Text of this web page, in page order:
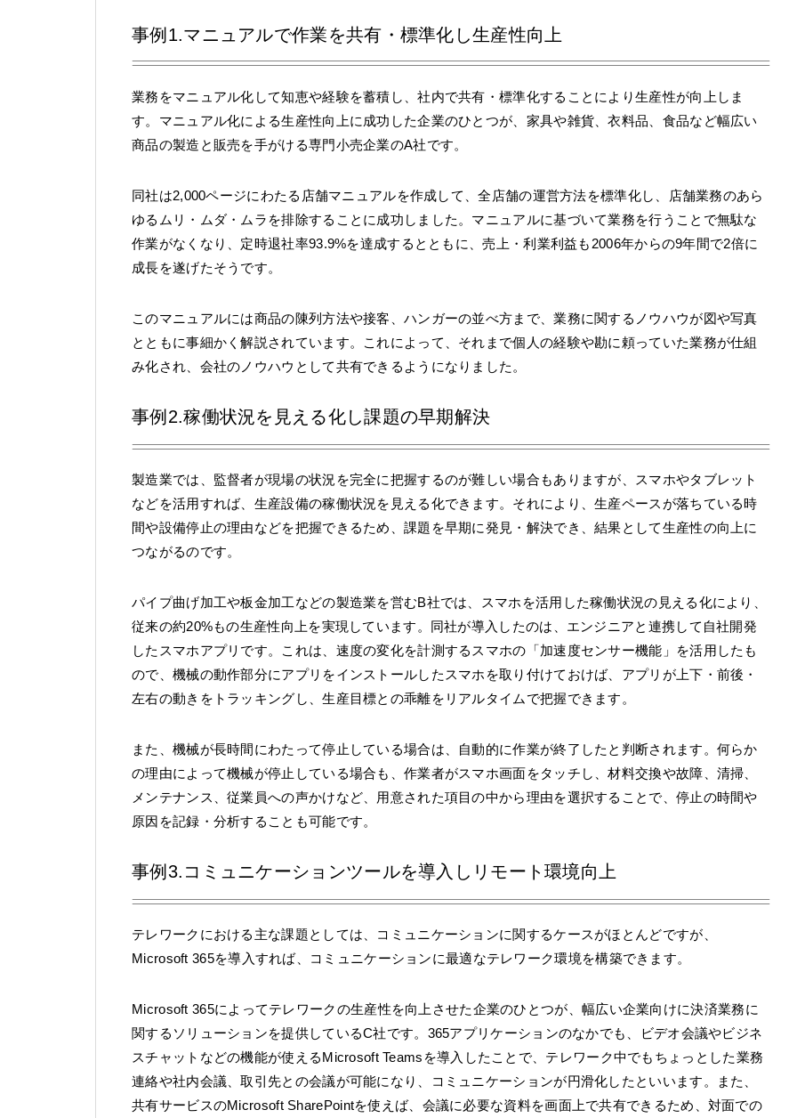
事例1.マニュアルで作業を共有・標準化し生産性向上
業務をマニュアル化して知恵や経験を蓄積し、社内で共有・標準化することにより生産性が向上しま
す。マニュアル化による生産性向上に成功した企業のひとつが、家具や雑貨、衣料品、食品など幅広い
商品の製造と販売を手がける専門小売企業のA社です。
同社は2,000ページにわたる店舗マニュアルを作成して、全店舗の運営方法を標準化し、店舗業務のあら
ゆるムリ・ムダ・ムラを排除することに成功しました。マニュアルに基づいて業務を行うことで無駄な
作業がなくなり、定時退社率93.9%を達成するとともに、売上・利業利益も2006年からの9年間で2倍に
成長を遂げたそうです。
このマニュアルには商品の陳列方法や接客、ハンガーの並べ方まで、業務に関するノウハウが図や写真
とともに事細かく解説されています。これによって、それまで個人の経験や勘に頼っていた業務が仕組
み化され、会社のノウハウとして共有できるようになりました。
事例2.稼働状況を見える化し課題の早期解決
製造業では、監督者が現場の状況を完全に把握するのが難しい場合もありますが、スマホやタブレット
などを活用すれば、生産設備の稼働状況を見える化できます。それにより、生産ペースが落ちている時
間や設備停止の理由などを把握できるため、課題を早期に発見・解決でき、結果として生産性の向上に
つながるのです。
パイプ曲げ加工や板金加工などの製造業を営むB社では、スマホを活用した稼働状況の見える化により、
従来の約20%もの生産性向上を実現しています。同社が導入したのは、エンジニアと連携して自社開発
したスマホアプリです。これは、速度の変化を計測するスマホの「加速度センサー機能」を活用したも
ので、機械の動作部分にアプリをインストールしたスマホを取り付けておけば、アプリが上下・前後・
左右の動きをトラッキングし、生産目標との乖離をリアルタイムで把握できます。
また、機械が長時間にわたって停止している場合は、自動的に作業が終了したと判断されます。何らか
の理由によって機械が停止している場合も、作業者がスマホ画面をタッチし、材料交換や故障、清掃、
メンテナンス、従業員への声かけなど、用意された項目の中から理由を選択することで、停止の時間や
原因を記録・分析することも可能です。
事例3.コミュニケーションツールを導入しリモート環境向上
テレワークにおける主な課題としては、コミュニケーションに関するケースがほとんどですが、
Microsoft 365を導入すれば、コミュニケーションに最適なテレワーク環境を構築できます。
Microsoft 365によってテレワークの生産性を向上させた企業のひとつが、幅広い企業向けに決済業務に
関するソリューションを提供しているC社です。365アプリケーションのなかでも、ビデオ会議やビジネ
スチャットなどの機能が使えるMicrosoft Teamsを導入したことで、テレワーク中でもちょっとした業務
連絡や社内会議、取引先との会議が可能になり、コミュニケーションが円滑化したといいます。また、
共有サービスのMicrosoft SharePointを使えば、会議に必要な資料を画面上で共有できるため、対面での